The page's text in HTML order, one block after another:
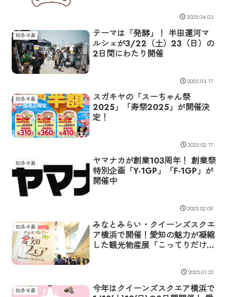
2025.04.03
知多半島
テーマは「発酵」！ 半田運河マ
ルシェが3/22（土）23（日）の
2日間にわたり開催
2025.03.17
知多半島
スガキヤの「スーちゃん祭
2025」「寿祭2025」が開催決
定！
2025.02.17
知多半島
ヤマナカが創業103周年！ 創業祭
特別企画「Y-1GP」「F-1GP」が
開催中
2025.02.09
知多半島
みなとみらい・クイーンズスクエ
ア横浜で開催！愛知の魅力が凝縮
した観光物産展「こってりだけじ
2025.01.22
知多半島
今年はクイーンズスクエア横浜で